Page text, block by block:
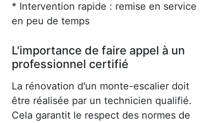
* Intervention rapide : remise en service
en peu de temps
L'importance de faire appel à un
professionnel certifié
La rénovation d'un monte-escalier doit
être réalisée par un technicien qualifié.
Cela garantit le respect des normes de